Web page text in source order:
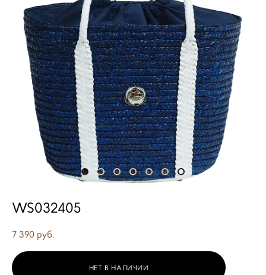
WS032405
7 390 pуб.
НЕТ В НАЛИЧИИ